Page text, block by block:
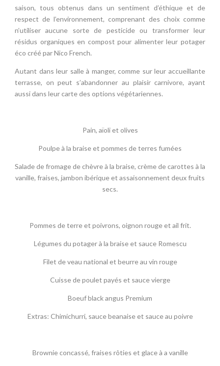
saison, tous obtenus dans un sentiment d’éthique et de
respect de l’environnement, comprenant des choix comme
n’utiliser aucune sorte de pesticide ou transformer leur
résidus organiques en compost pour alimenter leur potager
éco créé par Nico French.
Autant dans leur salle à manger, comme sur leur accueillante
terrasse, on peut s’abandonner au plaisir carnivore, ayant
aussi dans leur carte des options végétariennes.
Pain, aïoli et olives
Poulpe à la braise et pommes de terres fumées
Salade de fromage de chèvre à la braise, crème de carottes à la
vanille, fraises, jambon ibérique et assaisonnement deux fruits
secs.
Pommes de terre et poivrons, oignon rouge et ail frit.
Légumes du potager à la braise et sauce Romescu
Filet de veau national et beurre au vin rouge
Cuisse de poulet payés et sauce vierge
Boeuf black angus Premium
Extras: Chimichurri, sauce beanaise et sauce au poivre
Brownie concassé, fraises rôties et glace à a vanille